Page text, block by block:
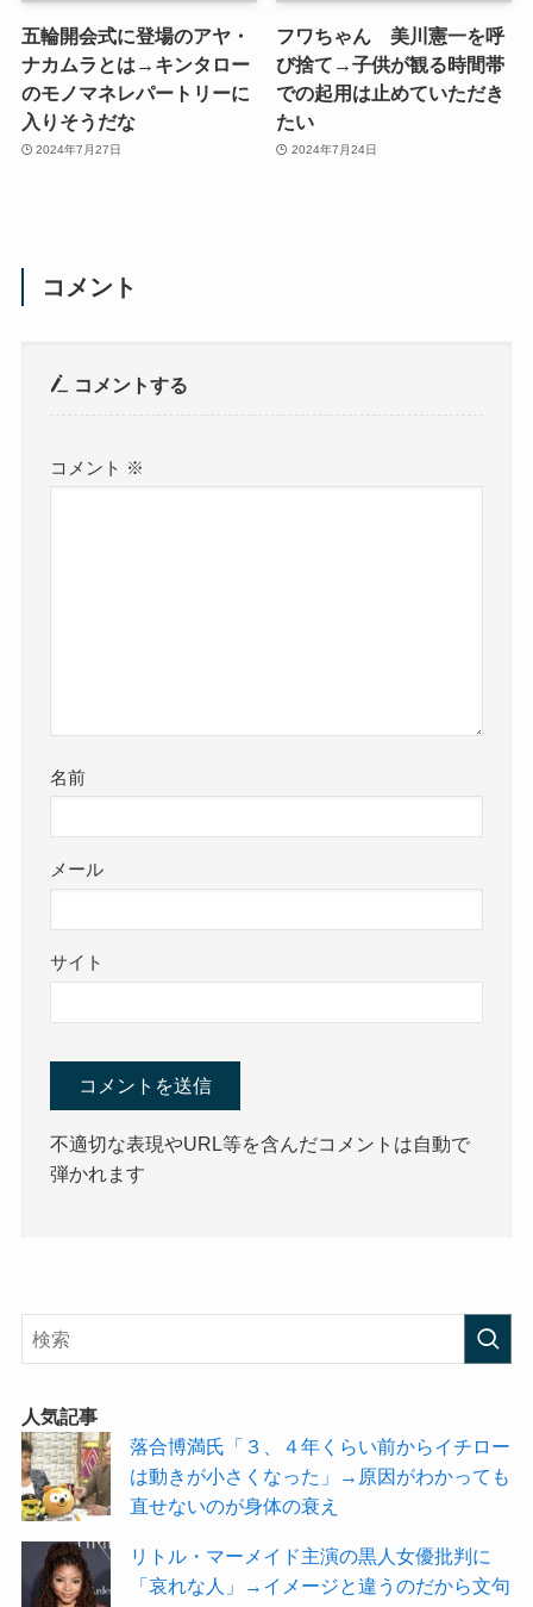
五輪開会式に登場のアヤ・
ナカムラとは→キンタロー
のモノマネレパートリーに
入りそうだな
2024年7月27日
フワちゃん 美川憲一を呼
び捨て→子供が観る時間帯
での起用は止めていただき
たい
2024年7月24日
コメント
コメントする
コメント ※
名前
メール
サイト
不適切な表現やURL等を含んだコメントは自動で
弾かれます
人気記事
落合博満氏「３、４年くらい前からイチロー
は動きが小さくなった」→原因がわかっても
直せないのが身体の衰え
リトル・マーメイド主演の黒人女優批判に
「哀れな人」→イメージと違うのだから文句